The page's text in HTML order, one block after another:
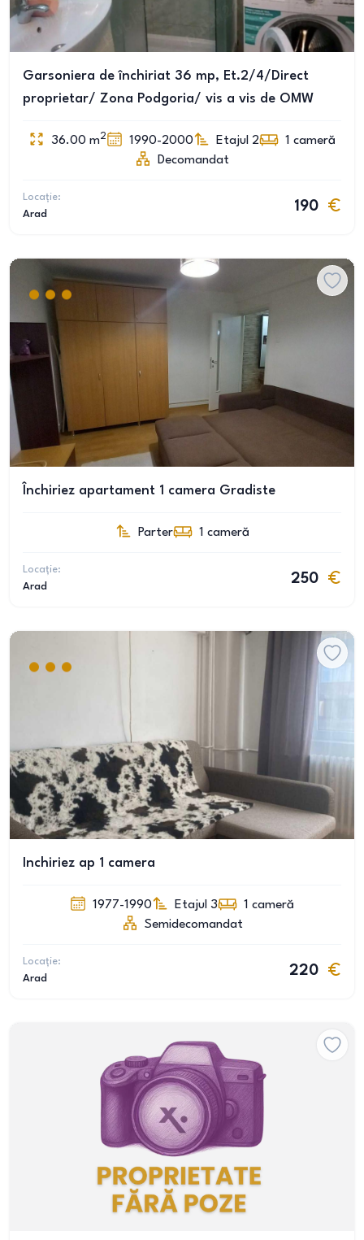
Garsoniera de închiriat 36 mp, Et.2/4/Direct
proprietar/ Zona Podgoria/ vis a vis de OMW
36.00 m2 1990-2000 Etajul 2 1 cameră
Decomandat
Locație:
Arad
190
Închiriez apartament 1 camera Gradiste
Parter 1 cameră
Locație:
Arad
250
Inchiriez ap 1 camera
1977-1990 Etajul 3 1 cameră
Semidecomandat
Locație:
Arad
220